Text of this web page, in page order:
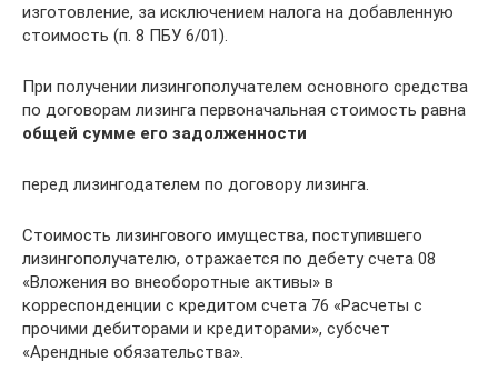
изготовление, за исключением налога на добавленную
стоимость (п. 8 ПБУ 6/01).
При получении лизингополучателем основного средства
по договорам лизинга первоначальная стоимость равна
общей сумме его задолженности
перед лизингодателем по договору лизинга.
Стоимость лизингового имущества, поступившего
лизингополучателю, отражается по дебету счета 08
«Вложения во внеоборотные активы» в
корреспонденции с кредитом счета 76 «Расчеты с
прочими дебиторами и кредиторами», субсчет
«Арендные обязательства».